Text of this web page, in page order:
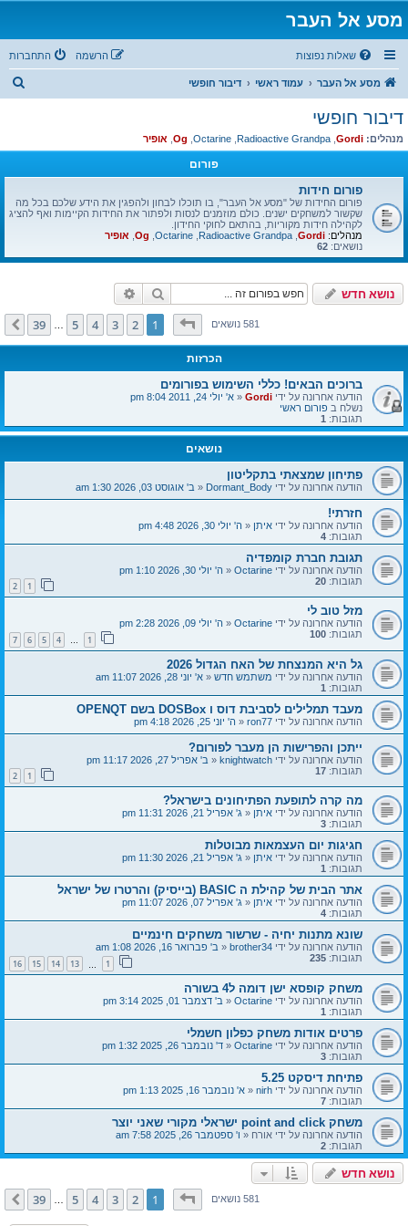
מסע אל העבר
שאלות נפוצות התחברות הרשמה
מסע אל העבר עמוד ראשי דיבור חופשי
ח
דיבור חופשי
מנהלים: Gordi
,
Radioactive Grandpa
,
Octarine
,
Og
, אופיר
פורום
פורום חידות
פורום החידות של "מסע אל העבר", בו תוכלו לבחון ולהפגין את הידע שלכם בכל מה
שקשור למשחקים ישנים. כולם מוזמנים לנסות ולפתור את החידות הקיימות ואף להציג
לקהילה חידות מקוריות, בהתאם לחוקי החידון.
מנהלים: Gordi
,
Radioactive Grandpa
,
Octarine
,
Og
, אופיר
נושאים: 62
נושא חדש חיפוש
581 נושאיםדף1מתוך39
1
2
3
4
5
39 הבא
הכרזות
ברוכים הבאים! כללי השימוש בפורומים
הודעה אחרונה על ידי Gordi
«א' יולי 24, 2011 8:04 pm
נשלח בפורום ראשי
תגובות: 1
נושאים
פתיחון שמצאתי בתקליטון
הודעה אחרונה על ידי Dormant_Body
«ב' אוגוסט 03, 2026 1:30 am
חזרתי!
הודעה אחרונה על ידי איתן«ה' יולי 30, 2026 4:48 pm
תגובות: 4
תגובת חברת קומפדיה
הודעה אחרונה על ידי Octarine
«ה' יולי 30, 2026 1:10 pm
תגובות: 20
2
מזל טוב לי
הודעה אחרונה על ידי Octarine
«ה' יולי 09, 2026 2:28 pm
תגובות: 100
…
4
5
6
7
גל היא המנצחת של האח הגדול 2026
הודעה אחרונה על ידי משתמש חדש«א' יוני 28, 2026 11:07 am
תגובות: 1
מעבד תמלילים לסביבת דוס ו DOSBox בשם OPENQT
הודעה אחרונה על ידי ron77
«ה' יוני 25, 2026 4:18 pm
ייתכן והפרישות הן מעבר לפורום?
הודעה אחרונה על ידי knightwatch
«ב' אפריל 27, 2026 11:17 pm
תגובות: 17
2
מה קרה לתופעת הפתיחונים בישראל?
הודעה אחרונה על ידי איתן«ג' אפריל 21, 2026 11:31 pm
תגובות: 3
חגיגות יום העצמאות מבוטלות
הודעה אחרונה על ידי איתן«ג' אפריל 21, 2026 11:30 pm
תגובות: 1
אתר הבית של קהילת ה BASIC (בייסיק) והרטרו של ישראל
הודעה אחרונה על ידי איתן«ג' אפריל 07, 2026 11:07 pm
תגובות: 4
שונא מתנות יחיה - שרשור משחקים חינמיים
הודעה אחרונה על ידי brother34
«ב' פברואר 16, 2026 1:08 am
תגובות: 235
13
14
15
16
משחק קופסא ישן דומה ל4 בשורה
הודעה אחרונה על ידי Octarine
«ב' דצמבר 01, 2025 3:14 pm
תגובות: 1
פרטים אודות משחק כפלון חשמלי
הודעה אחרונה על ידי Octarine
«ד' נובמבר 26, 2025 1:32 pm
תגובות: 3
פתיחת דיסקט 5.25
הודעה אחרונה על ידי nirh
«א' נובמבר 16, 2025 1:13 pm
תגובות: 7
משחק point and click ישראלי מקורי שאני יוצר
הודעה אחרונה על ידי אורח«ו' ספטמבר 26, 2025 7:58 am
תגובות: 2
נושא חדש
581 נושאיםדף1מתוך39
1
2
3
4
5
39 הבא